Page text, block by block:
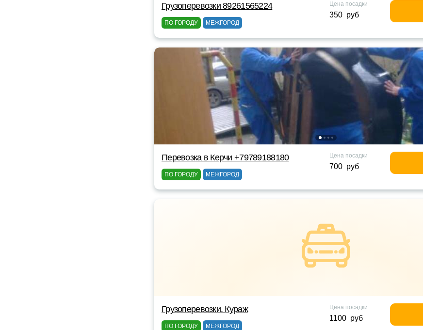
Грузоперевозки 89261565224
ПО ГОРОДУ МЕЖГОРОД
Цена посадки
350 руб
Перевозка в Керчи +79789188180
ПО ГОРОДУ МЕЖГОРОД
Цена посадки
700 руб
Грузоперевозки. Кураж
ПО ГОРОДУ МЕЖГОРОД
Цена посадки
1100 руб